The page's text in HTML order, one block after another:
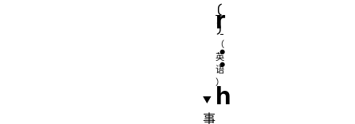
r
：
h
(
)
事